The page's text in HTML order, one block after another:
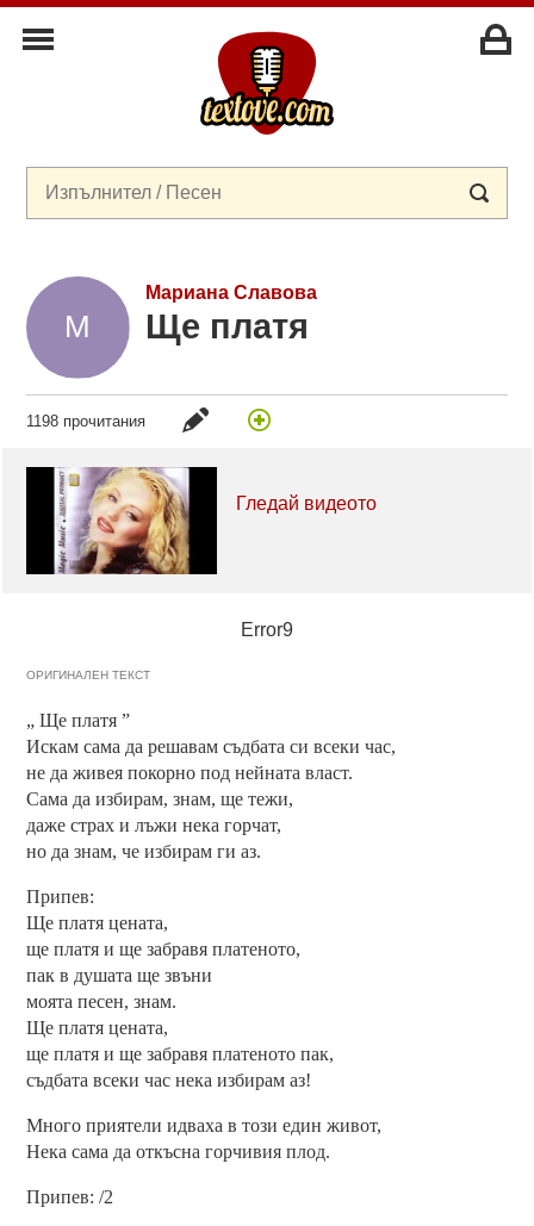
Мариана Славова
Ще платя
1198 прочитания
Гледай видеото
Error9
ОРИГИНАЛЕН ТЕКСТ
„ Ще платя ”
Искам сама да решавам съдбата си всеки час,
не да живея покорно под нейната власт.
Сама да избирам, знам, ще тежи,
даже страх и лъжи нека горчат,
но да знам, че избирам ги аз.
Припев:
Ще платя цената,
ще платя и ще забравя платеното,
пак в душата ще звъни
моята песен, знам.
Ще платя цената,
ще платя и ще забравя платеното пак,
съдбата всеки час нека избирам аз!
Много приятели идваха в този един живот,
Нека сама да откъсна горчивия плод.
Припев: /2